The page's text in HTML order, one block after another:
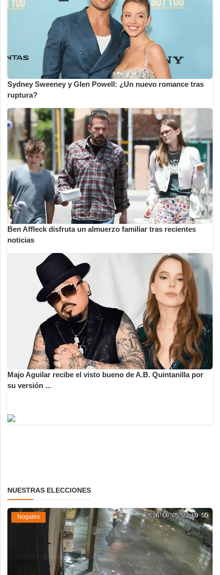
Sydney Sweeney y Glen Powell: ¿Un nuevo romance tras
ruptura?
Ben Affleck disfruta un almuerzo familiar tras recientes
noticias
Majo Aguilar recibe el visto bueno de A.B. Quintanilla por
su versión ...
NUESTRAS ELECCIONES
Nogales